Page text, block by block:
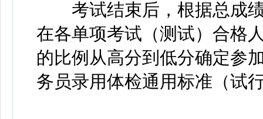
考试结束后，根据总成绩
在各单项考试（测试）合格
的比例从高分到低分确定参
务员录用体检通用标准（试